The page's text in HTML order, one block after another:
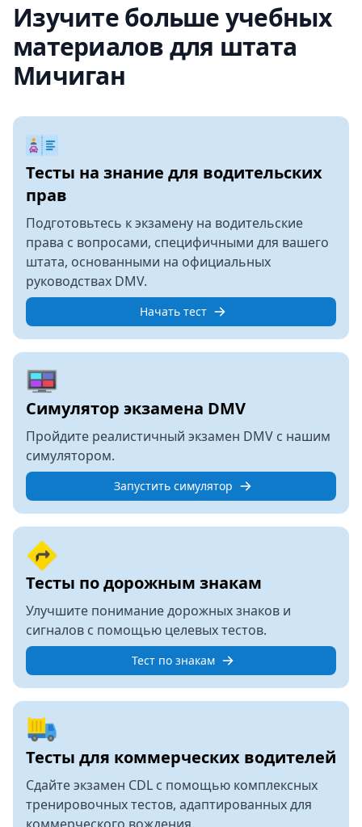
Изучите больше учебных
материалов для штата
Мичиган
Тесты на знание для водительских
прав
Подготовьтесь к экзамену на водительские
права с вопросами, специфичными для вашего
штата, основанными на официальных
руководствах DMV.
Начать тест
Симулятор экзамена DMV
Пройдите реалистичный экзамен DMV с нашим
симулятором.
Запустить симулятор
Тесты по дорожным знакам
Улучшите понимание дорожных знаков и
сигналов с помощью целевых тестов.
Тест по знакам
Тесты для коммерческих водителей
Сдайте экзамен CDL с помощью комплексных
тренировочных тестов, адаптированных для